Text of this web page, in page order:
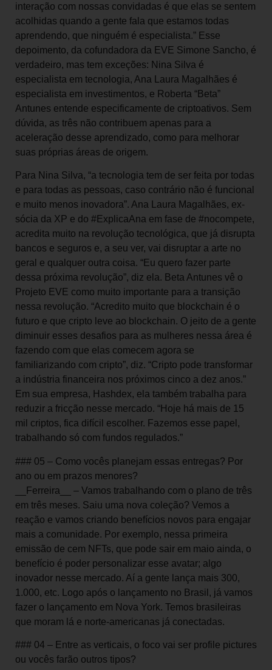
interação com nossas convidadas é que elas se sentem
acolhidas quando a gente fala que estamos todas
aprendendo, que ninguém é especialista.” Esse
depoimento, da cofundadora da EVE Simone Sancho, é
verdadeiro, mas tem exceções: Nina Silva é
especialista em tecnologia, Ana Laura Magalhães é
especialista em investimentos, e Roberta “Beta”
Antunes entende especificamente de criptoativos. Sem
dúvida, as três não contribuem apenas para a
aceleração desse aprendizado, como para melhorar
suas próprias áreas de origem.
Para Nina Silva, “a tecnologia tem de ser feita por todas
e para todas as pessoas, caso contrário não é funcional
e muito menos inovadora”. Ana Laura Magalhães, ex-
sócia da XP e do #ExplicaAna em fase de #nocompete,
acredita muito na revolução tecnológica, que já disrupta
bancos e seguros e, a seu ver, vai disruptar a arte no
geral e qualquer outra coisa. “Eu quero fazer parte
dessa próxima revolução”, diz ela. Beta Antunes vê o
Projeto EVE como muito importante para a transição
nessa revolução. “Acredito muito que blockchain é o
futuro e que cripto leve ao blockchain. O jeito de a gente
diminuir esses desafios para as mulheres nessa área é
fazendo com que elas comecem agora se
familiarizando com cripto”, diz. “Cripto pode transformar
a indústria financeira nos próximos cinco a dez anos.”
Em sua empresa, Hashdex, ela também trabalha para
reduzir a fricção nesse mercado. “Hoje há mais de 15
mil criptos, fica difícil escolher. Fazemos esse papel,
trabalhando só com fundos regulados.”
### 05 – Como vocês planejam essas entregas? Por
ano ou em prazos menores?
__Ferreira__ – Vamos trabalhando com o plano de três
em três meses. Saiu uma nova coleção? Vemos a
reação e vamos criando benefícios novos para engajar
mais a comunidade. Por exemplo, nessa primeira
emissão de cem NFTs, que pode sair em maio ainda, o
benefício é poder personalizar esse avatar; algo
inovador nesse mercado. Aí a gente lança mais 300,
1.000, etc. Logo após o lançamento no Brasil, já vamos
fazer o lançamento em Nova York. Temos brasileiras
que moram lá e norte-americanas já conectadas.
### 04 – Entre as verticais, o foco vai ser profile pictures
ou vocês farão outros tipos?